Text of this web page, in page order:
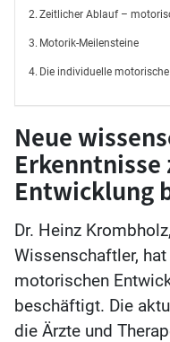
Zeitlicher Ablauf –
Motorik-Meilensteine
Die individuelle
Neue
Entwicklung
Dr. Heinz
Wissenschaftler,
motorischen
beschäftigt. Die
die Ärzte und